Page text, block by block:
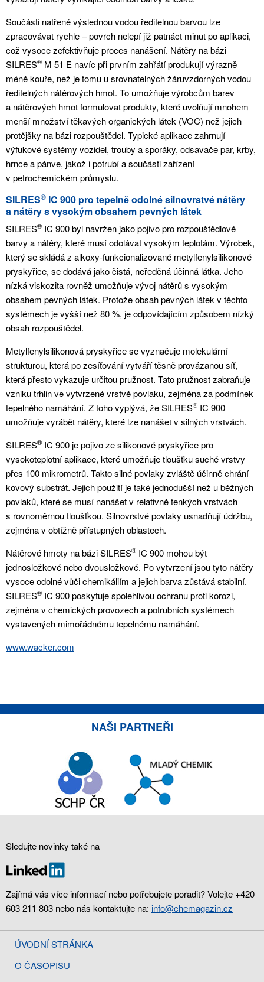
Součásti natřené výslednou vodou ředitelnou barvou lze
zpracovávat rychle – povrch nelepí již patnáct minut po aplikaci,
což vysoce zefektivňuje proces nanášení. Nátěry na bázi
SILRES® M 51 E navíc při prvním zahřátí produkují výrazně
méně kouře, než je tomu u srovnatelných žáruvzdorných vodou
ředitelných nátěrových hmot. To umožňuje výrobcům barev
a nátěrových hmot formulovat produkty, které uvolňují mnohem
menší množství těkavých organických látek (VOC) než jejich
protějšky na bázi rozpouštědel. Typické aplikace zahrnují
výfukové systémy vozidel, trouby a sporáky, odsavače par, krby,
hrnce a pánve, jakož i potrubí a součásti zařízení
v petrochemickém průmyslu.
SILRES® IC 900 pro tepelně odolné silnovrstvé nátěry
a nátěry s vysokým obsahem pevných látek
SILRES® IC 900 byl navržen jako pojivo pro rozpouštědlové
barvy a nátěry, které musí odolávat vysokým teplotám. Výrobek,
který se skládá z alkoxy-funkcionalizované metylfenylsilikonové
pryskyřice, se dodává jako čistá, neředěná účinná látka. Jeho
nízká viskozita rovněž umožňuje vývoj nátěrů s vysokým
obsahem pevných látek. Protože obsah pevných látek v těchto
systémech je vyšší než 80 %, je odpovídajícím způsobem nízký
obsah rozpouštědel.
Metylfenylsilikonová pryskyřice se vyznačuje molekulární
strukturou, která po zesíťování vytváří těsně provázanou síť,
která přesto vykazuje určitou pružnost. Tato pružnost zabraňuje
vzniku trhlin ve vytvrzené vrstvě povlaku, zejména za podmínek
tepelného namáhání. Z toho vyplývá, že SILRES® IC 900
umožňuje vyrábět nátěry, které lze nanášet v silných vrstvách.
SILRES® IC 900 je pojivo ze silikonové pryskyřice pro
vysokoteplotní aplikace, které umožňuje tloušťku suché vrstvy
přes 100 mikrometrů. Takto silné povlaky zvláště účinně chrání
kovový substrát. Jejich použití je také jednodušší než u běžných
povlaků, které se musí nanášet v relativně tenkých vrstvách
s rovnoměrnou tloušťkou. Silnovrstvé povlaky usnadňují údržbu,
zejména v obtížně přístupných oblastech.
Nátěrové hmoty na bázi SILRES® IC 900 mohou být
jednosložkové nebo dvousložkové. Po vytvrzení jsou tyto nátěry
vysoce odolné vůči chemikáliím a jejich barva zůstává stabilní.
SILRES® IC 900 poskytuje spolehlivou ochranu proti korozi,
zejména v chemických provozech a potrubních systémech
vystavených mimořádnému tepelnému namáhání.
www.wacker.com
NAŠI PARTNEŘI
Sledujte novinky také na
Zajímá vás více informací nebo potřebujete poradit? Volejte +420
603 211 803 nebo nás kontaktujte na: info@chemagazin.cz
ÚVODNÍ STRÁNKA
O ČASOPISU